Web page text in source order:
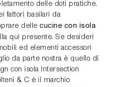
delle doti pratiche.
fattori basilari da
delle cucine con isola
qui presente. Se desideri
ed elementi accessori
da parte nostra è quello di
con isola Intersection
& C è il marchio